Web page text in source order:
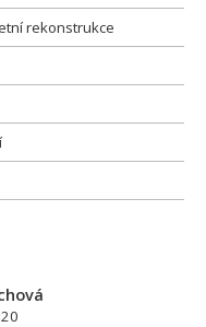
rekonstrukce